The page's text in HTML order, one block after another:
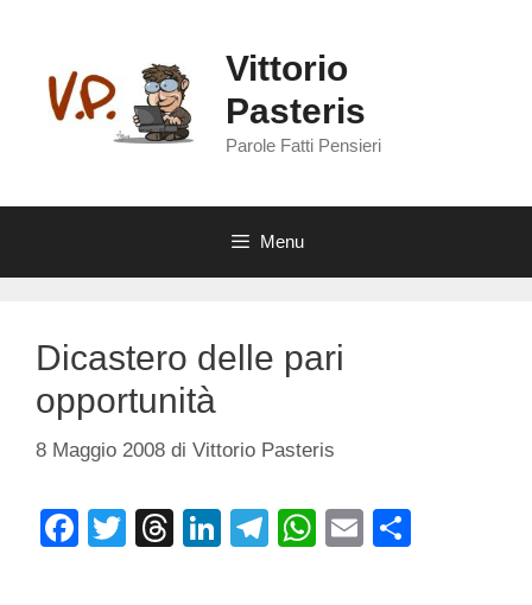
contenuto
Vittorio
Pasteris
Parole Fatti Pensieri
Menu
Dicastero delle pari
opportunità
8 Maggio 2008 di Vittorio Pasteris
F
T
T
Li
T
W E